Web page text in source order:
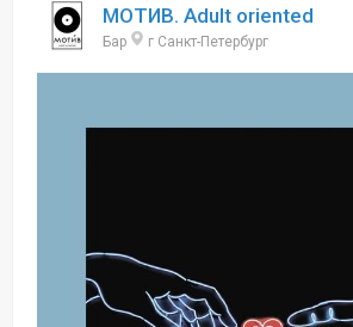
МОТИВ. Adult oriented
Бар г Санкт-Петербург